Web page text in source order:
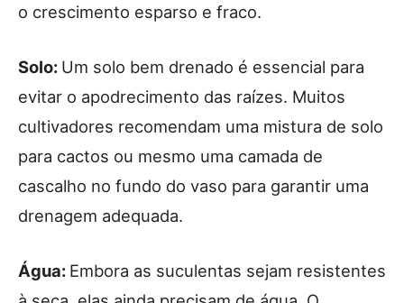
o crescimento esparso e fraco.
Solo: Um solo bem drenado é essencial para
evitar o apodrecimento das raízes. Muitos
cultivadores recomendam uma mistura de solo
para cactos ou mesmo uma camada de
cascalho no fundo do vaso para garantir uma
drenagem adequada.
Água: Embora as suculentas sejam resistentes